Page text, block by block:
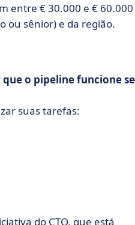
entre € 30.000 e € 60.000
ou sênior) e da região.
o pipeline funcione
suas tarefas:
do CTO, que está